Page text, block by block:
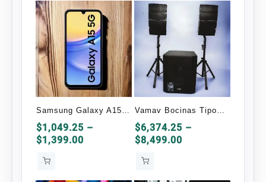
Samsung Galaxy A15
Dual Sim 128GB y 6GB
Ram
$1,049.25 –
$1,399.00
Vamav Bocinas Tipo
Torre con Subwoofer
BIGSU HYPER
$6,374.25 –
$8,499.00